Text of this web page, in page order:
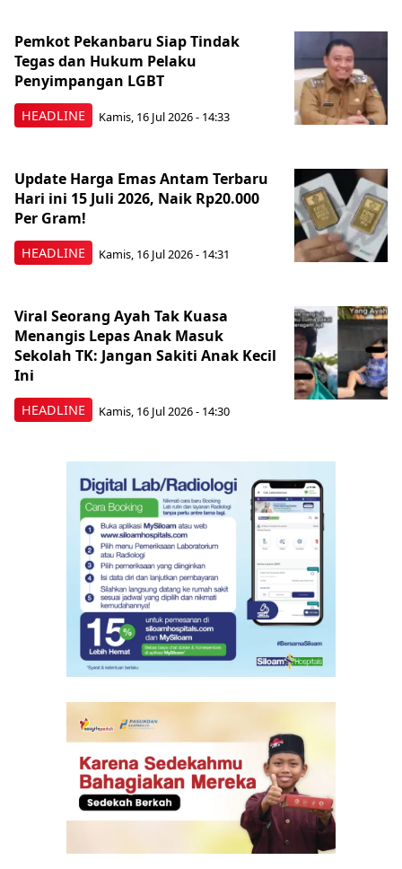
HEADLINE
Pemkot Pekanbaru Siap Tindak
Tegas dan Hukum Pelaku
Penyimpangan LGBT
Kamis, 16 Jul 2026 - 14:33
HEADLINE
Update Harga Emas Antam Terbaru
Hari ini 15 Juli 2026, Naik Rp20.000
Per Gram!
Kamis, 16 Jul 2026 - 14:31
HEADLINE
Viral Seorang Ayah Tak Kuasa
Menangis Lepas Anak Masuk
Sekolah TK: Jangan Sakiti Anak Kecil
Ini
Kamis, 16 Jul 2026 - 14:30